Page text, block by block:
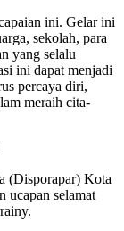
ini. Gelar ini
sekolah, para
yang selalu
ini dapat menjadi
percaya diri,
meraih cita-
(Disporapar) Kota
ucapan selamat